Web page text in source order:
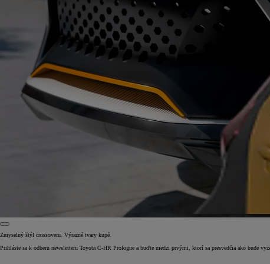
Zmyselný štýl crossoveru. Výrazné tvary kupé.
Prihláste sa k odberu newsletteru Toyota C-HR Prologue a buďte medzi prvými, ktorí sa presvedčia ako bude